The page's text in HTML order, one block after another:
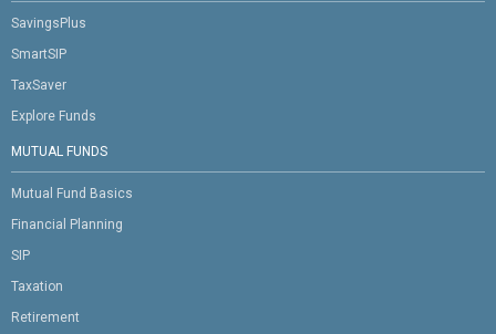
SavingsPlus
SmartSIP
TaxSaver
Explore Funds
MUTUAL FUNDS
Mutual Fund Basics
Financial Planning
SIP
Taxation
Retirement